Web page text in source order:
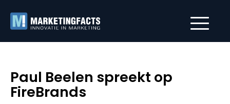
Paul Beelen spreekt op
FireBrands